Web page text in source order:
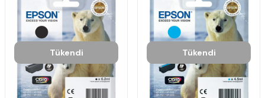
Tükendi Tükendi